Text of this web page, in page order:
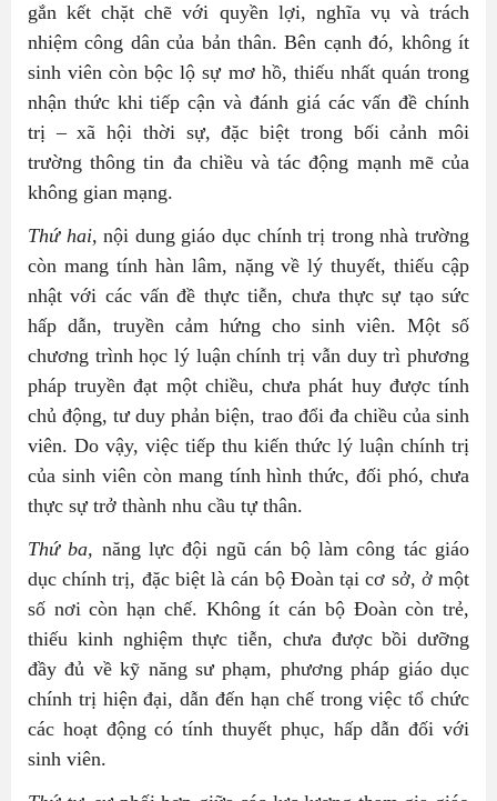
gắn kết chặt chẽ với quyền lợi, nghĩa vụ và trách
nhiệm công dân của bản thân. Bên cạnh đó, không ít
sinh viên còn bộc lộ sự mơ hồ, thiếu nhất quán trong
nhận thức khi tiếp cận và đánh giá các vấn đề chính
trị – xã hội thời sự, đặc biệt trong bối cảnh môi
trường thông tin đa chiều và tác động mạnh mẽ của
không gian mạng.
Thứ hai, nội dung giáo dục chính trị trong nhà trường
còn mang tính hàn lâm, nặng về lý thuyết, thiếu cập
nhật với các vấn đề thực tiễn, chưa thực sự tạo sức
hấp dẫn, truyền cảm hứng cho sinh viên. Một số
chương trình học lý luận chính trị vẫn duy trì phương
pháp truyền đạt một chiều, chưa phát huy được tính
chủ động, tư duy phản biện, trao đổi đa chiều của sinh
viên. Do vậy, việc tiếp thu kiến thức lý luận chính trị
của sinh viên còn mang tính hình thức, đối phó, chưa
thực sự trở thành nhu cầu tự thân.
Thứ ba, năng lực đội ngũ cán bộ làm công tác giáo
dục chính trị, đặc biệt là cán bộ Đoàn tại cơ sở, ở một
số nơi còn hạn chế. Không ít cán bộ Đoàn còn trẻ,
thiếu kinh nghiệm thực tiễn, chưa được bồi dưỡng
đầy đủ về kỹ năng sư phạm, phương pháp giáo dục
chính trị hiện đại, dẫn đến hạn chế trong việc tổ chức
các hoạt động có tính thuyết phục, hấp dẫn đối với
sinh viên.